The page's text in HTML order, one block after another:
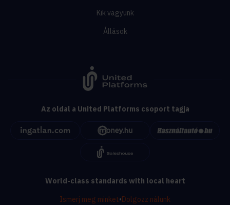
Kik vagyunk
Állások
Az oldal a United Platforms csoport tagja
World-class standards with local heart
Ismerj meg minket•Dolgozz nálunk